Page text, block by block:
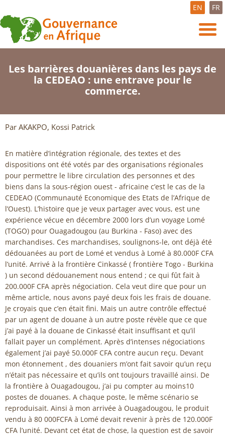
EN FR
Les barrières douanières dans les pays de
la CEDEAO : une entrave pour le
commerce.
Par AKAKPO, Kossi Patrick
En matière d’intégration régionale, des textes et des
dispositions ont été votés par des organisations régionales
pour permettre le libre circulation des personnes et des
biens dans la sous-région ouest - africaine c’est le cas de la
CEDEAO (Communauté Economique des Etats de l’Afrique de
l’Ouest). L’histoire que je veux partager avec vous, est une
expérience vécue en décembre 2000 lors d’un voyage Lomé
(TOGO) pour Ouagadougou (au Burkina - Faso) avec des
marchandises. Ces marchandises, soulignons-le, ont déjà été
dédouanées au port de Lomé et vendus à Lomé à 80.000F CFA
l’unité. Arrivé à la frontière Cinkassé ( frontière Togo - Burkina
) un second dédouanement nous entend ; ce qui fût fait à
200.000F CFA après négociation. Cela veut dire que pour un
même article, nous avons payé deux fois les frais de douane.
Je croyais que c’en était fini. Mais un autre contrôle effectué
par un agent de douane à un autre poste révèle que ce que
j’ai payé à la douane de Cinkassé était insuffisant et qu’il
fallait payer un complément. Après d’intenses négociations
également j’ai payé 50.000F CFA contre aucun reçu. Devant
mon étonnement , des douaniers m’ont fait savoir qu’un reçu
n’était pas nécessaire et qu’ils ont toujours travaillé ainsi. De
la frontière à Ouagadougou, j’ai pu compter au moins10
postes de douanes. A chaque poste, le même scénario se
reproduisait. Ainsi à mon arrivée à Ouagadougou, le produit
vendu à 80 000FCFA à Lomé devait revenir à près de 120.000F
CFA l’unité. Devant cet état de chose, la question est de savoir